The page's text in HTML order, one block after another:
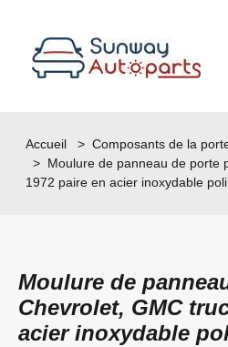
Accueil >Composants de la
> Moulure de panneau de porte
1972 paire en acier inoxydable poli
Moulure de
Chevrolet, GMC
acier inoxydable